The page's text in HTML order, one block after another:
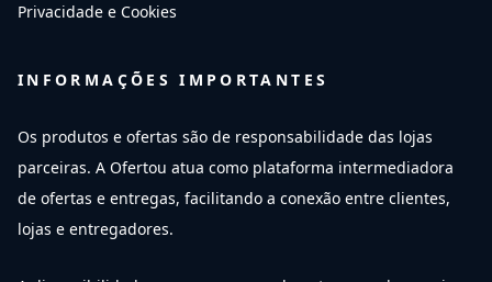
Privacidade e Cookies
INFORMAÇÕES IMPORTANTES
Os produtos e ofertas são de responsabilidade das lojas
parceiras. A Ofertou atua como plataforma intermediadora
de ofertas e entregas, facilitando a conexão entre clientes,
lojas e entregadores.